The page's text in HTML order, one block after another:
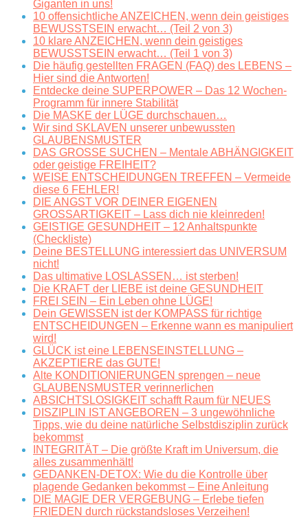
Giganten in uns!
10 offensichtliche ANZEICHEN, wenn dein geistiges
BEWUSSTSEIN erwacht… (Teil 2 von 3)
10 klare ANZEICHEN, wenn dein geistiges
BEWUSSTSEIN erwacht… (Teil 1 von 3)
Die häufig gestellten FRAGEN (FAQ) des LEBENS –
Hier sind die Antworten!
Entdecke deine SUPERPOWER – Das 12 Wochen-
Programm für innere Stabilität
Die MASKE der LÜGE durchschauen…
Wir sind SKLAVEN unserer unbewussten
GLAUBENSMUSTER
DAS GROSSE SUCHEN – Mentale ABHÄNGIGKEIT
oder geistige FREIHEIT?
WEISE ENTSCHEIDUNGEN TREFFEN – Vermeide
diese 6 FEHLER!
DIE ANGST VOR DEINER EIGENEN
GROSSARTIGKEIT – Lass dich nie kleinreden!
GEISTIGE GESUNDHEIT – 12 Anhaltspunkte
(Checkliste)
Deine BESTELLUNG interessiert das UNIVERSUM
nicht!
Das ultimative LOSLASSEN… ist sterben!
Die KRAFT der LIEBE ist deine GESUNDHEIT
FREI SEIN – Ein Leben ohne LÜGE!
Dein GEWISSEN ist der KOMPASS für richtige
ENTSCHEIDUNGEN – Erkenne wann es manipuliert
wird!
GLÜCK ist eine LEBENSEINSTELLUNG –
AKZEPTIERE das GUTE!
Alte KONDITIONIERUNGEN sprengen – neue
GLAUBENSMUSTER verinnerlichen
ABSICHTSLOSIGKEIT schafft Raum für NEUES
DISZIPLIN IST ANGEBOREN – 3 ungewöhnliche
Tipps, wie du deine natürliche Selbstdisziplin zurück
bekommst
INTEGRITÄT – Die größte Kraft im Universum, die
alles zusammenhält!
GEDANKEN-DETOX: Wie du die Kontrolle über
plagende Gedanken bekommst – Eine Anleitung
DIE MAGIE DER VERGEBUNG – Erlebe tiefen
FRIEDEN durch rückstandsloses Verzeihen!